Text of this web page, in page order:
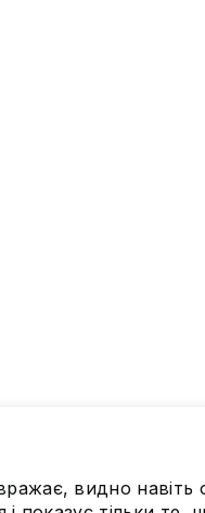
якісні
стандартних IP
надійного
видно навіть